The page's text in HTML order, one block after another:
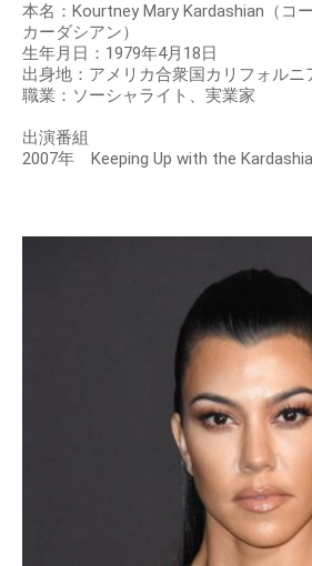
本名：Kourtney Mary Kardashian（コ
カーダシアン）
生年月日：1979年4月18日
出身地：アメリカ合衆国カリフォルニ
職業：ソーシャライト、実業家
出演番組
2007年 Keeping Up with the